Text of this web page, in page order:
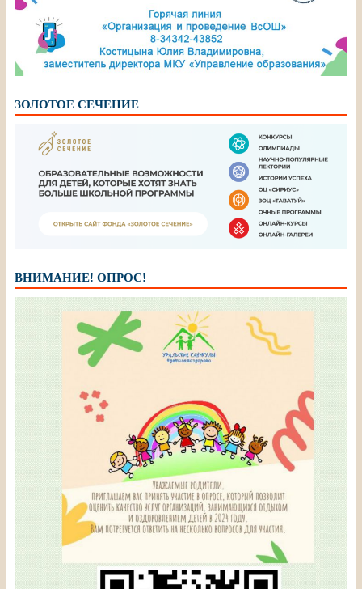
ЗОЛОТОЕ СЕЧЕНИЕ
ВНИМАНИЕ! ОПРОС!